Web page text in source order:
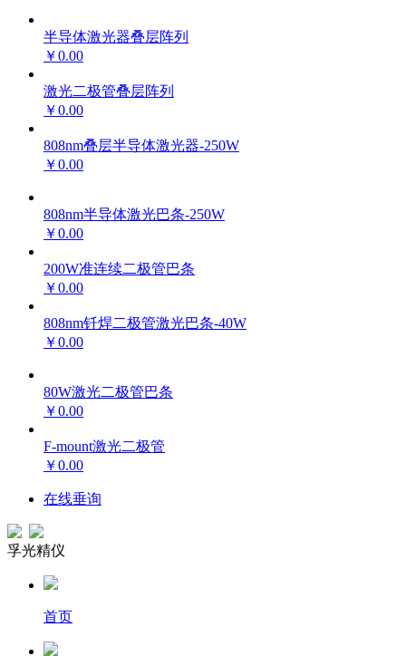
半导体激光器叠层阵列
￥0.00
激光二极管叠层阵列
￥0.00
808nm叠层半导体激光器-250W
￥0.00
808nm半导体激光巴条-250W
￥0.00
200W准连续二极管巴条
￥0.00
808nm钎焊二极管激光巴条-40W
￥0.00
80W激光二极管巴条
￥0.00
F-mount激光二极管
￥0.00
在线垂询
孚光精仪
首页